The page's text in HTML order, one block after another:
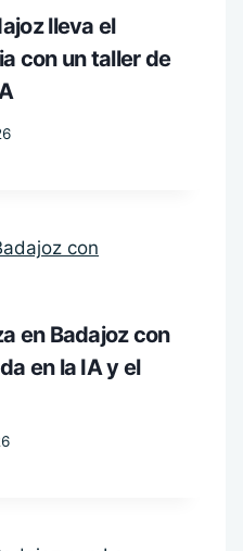
lleva el
con un taller de
en Badajoz con
en la IA y el